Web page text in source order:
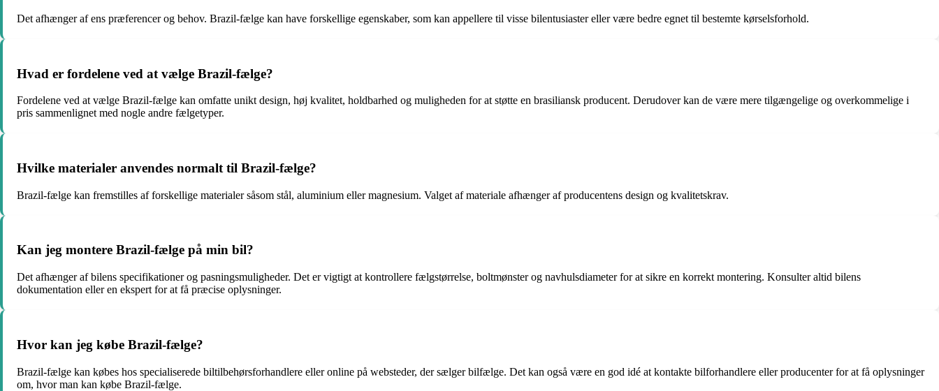
Det afhænger af ens præferencer og behov. Brazil-fælge kan have forskellige egenskaber, som kan appellere til visse bilentusiaster eller være bedre egnet til bestemte kørselsforhold.
Hvad er fordelene ved at vælge Brazil-fælge?
Fordelene ved at vælge Brazil-fælge kan omfatte unikt design, høj kvalitet, holdbarhed og muligheden for at støtte en brasiliansk producent. Derudover kan de være mere tilgængelige og overkommelige i
pris sammenlignet med nogle andre fælgetyper.
Hvilke materialer anvendes normalt til Brazil-fælge?
Brazil-fælge kan fremstilles af forskellige materialer såsom stål, aluminium eller magnesium. Valget af materiale afhænger af producentens design og kvalitetskrav.
Kan jeg montere Brazil-fælge på min bil?
Det afhænger af bilens specifikationer og pasningsmuligheder. Det er vigtigt at kontrollere fælgstørrelse, boltmønster og navhulsdiameter for at sikre en korrekt montering. Konsulter altid bilens
dokumentation eller en ekspert for at få præcise oplysninger.
Hvor kan jeg købe Brazil-fælge?
Brazil-fælge kan købes hos specialiserede biltilbehørsforhandlere eller online på websteder, der sælger bilfælge. Det kan også være en god idé at kontakte bilforhandlere eller producenter for at få oplysninger
om, hvor man kan købe Brazil-fælge.